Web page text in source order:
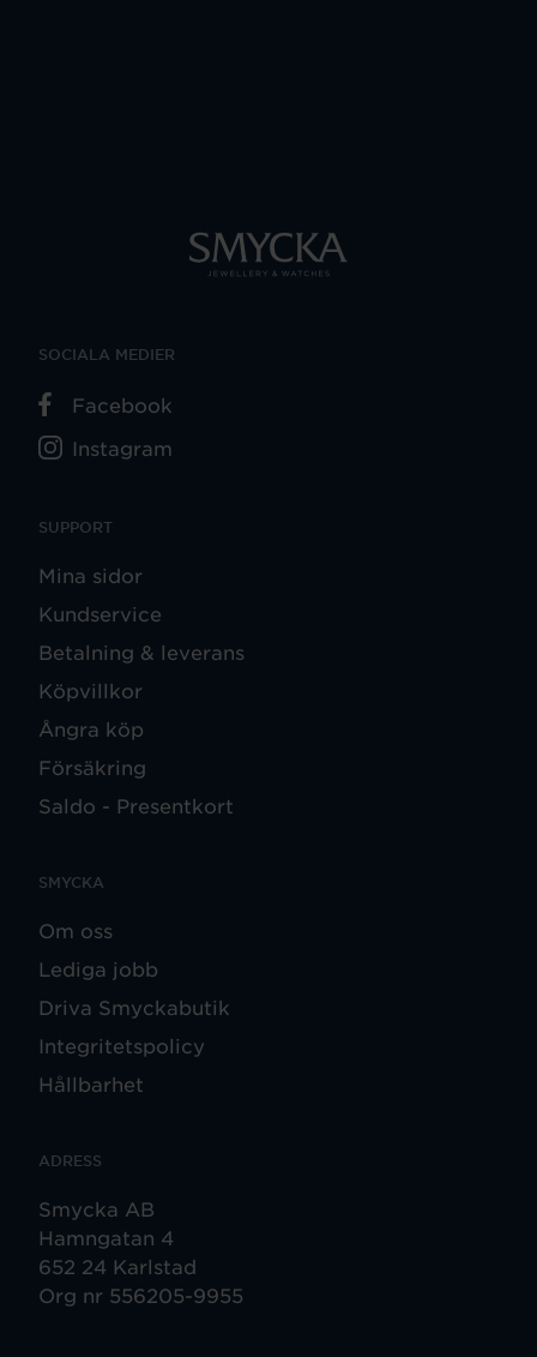
SUPPORT
Mina sidor
Kundservice
Betalning & leverans
Köpvillkor
Ångra köp
Försäkring
Saldo - Presentkort
SMYCKA
Om oss
Lediga jobb
Driva Smyckabutik
Integritetspolicy
Hållbarhet
ADRESS
Smycka AB
Hamngatan 4
652 24 Karlstad
Org nr 556205-9955
SOCIALA MEDIER
Facebook
Instagram